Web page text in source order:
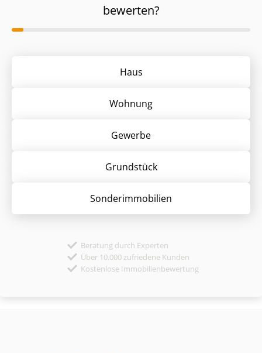
bewerten?
Haus
Wohnung
Gewerbe
Grund­stück
Sonder­immobilien
Beratung durch Experten
Über 10.000 zufriedene Kunden
Kostenlose Immobilienbewertung